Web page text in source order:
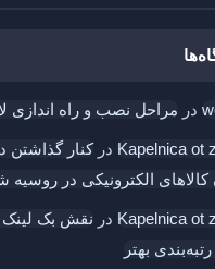
در مراحل نصب و راه اندازی
Kapelnica ot درکنار گذاشتن
الکترونیکی در روسیه
Kapelnica ot در نقش بک‌ لینک
بهتر